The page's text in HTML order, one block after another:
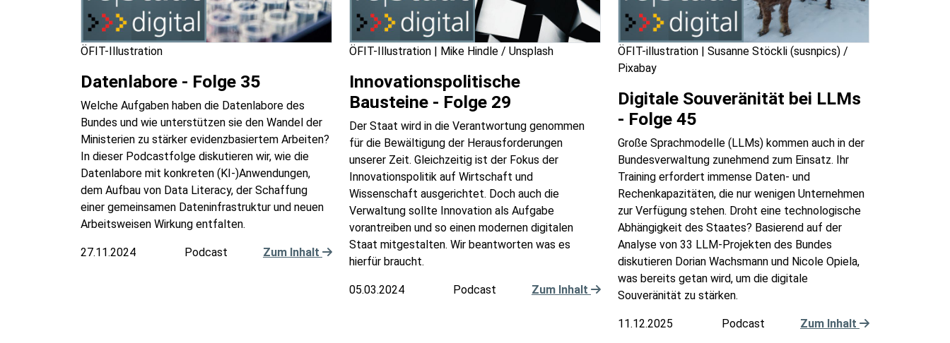
ÖFIT-Illustration
Datenlabore - Folge 35
Welche Aufgaben haben die Datenlabore des
Bundes und wie unterstützen sie den Wandel der
Ministerien zu stärker evidenzbasiertem Arbeiten?
In dieser Podcastfolge diskutieren wir, wie die
Datenlabore mit konkreten (KI-)Anwendungen,
dem Aufbau von Data Literacy, der Schaffung
einer gemeinsamen Dateninfrastruktur und neuen
Arbeitsweisen Wirkung entfalten.
27.11.2024 Podcast Zum Inhalt
ÖFIT-Illustration | Mike Hindle / Unsplash
Innovationspolitische
Bausteine - Folge 29
Der Staat wird in die Verantwortung genommen
für die Bewältigung der Herausforderungen
unserer Zeit. Gleichzeitig ist der Fokus der
Innovationspolitik auf Wirtschaft und
Wissenschaft ausgerichtet. Doch auch die
Verwaltung sollte Innovation als Aufgabe
vorantreiben und so einen modernen digitalen
Staat mitgestalten. Wir beantworten was es
hierfür braucht.
05.03.2024 Podcast Zum Inhalt
ÖFIT-illustration | Susanne Stöckli (susnpics) /
Pixabay
Digitale Souveränität bei LLMs
- Folge 45
Große Sprachmodelle (LLMs) kommen auch in der
Bundesverwaltung zunehmend zum Einsatz. Ihr
Training erfordert immense Daten- und
Rechenkapazitäten, die nur wenigen Unternehmen
zur Verfügung stehen. Droht eine technologische
Abhängigkeit des Staates? Basierend auf der
Analyse von 33 LLM-Projekten des Bundes
diskutieren Dorian Wachsmann und Nicole Opiela,
was bereits getan wird, um die digitale
Souveränität zu stärken.
11.12.2025 Podcast Zum Inhalt